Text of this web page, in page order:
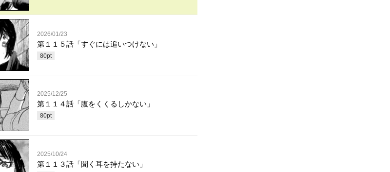
2026/01/23
第１１５話「すぐには追いつけない」
80pt
2025/12/25
第１１４話「腹をくくるしかない」
80pt
2025/10/24
第１１３話「聞く耳を持たない」